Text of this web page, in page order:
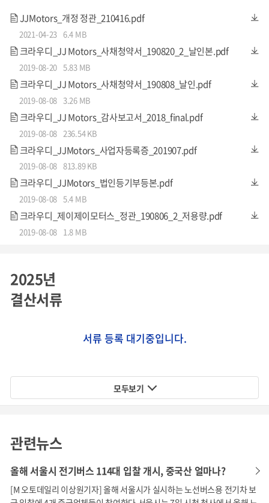
대부분의 전기차 회사들은 기존 내연기관 차량의 섀시에
배터리 및 구동계를 적용해 차량 제작 중
일부 업체들의 자체개발 소형차량들의 경우 경쟁력이 없는
내외부 및 UI 디자인 등으로 인해 현저히 상품성이 떨어지
며 소비자로부터 외면
해외 전기차 스타트업들은 내연기관차와 차별화된 내외부
디자인을 완성하여 양산 전부터 사전예약이 쇄도함
JJ MOTORS의 대응
GM 그룹 전기차 디자인 책임자 디자인 고문영입
- Chevrolet ‘Volt’ 책임디자이너
- GM 전기차 Chevrolet ‘Traverse’ 책임디자이너
- Cadillac 전기차 ‘ELR’ 책임디자이너
자인 경험 및 Transportation Design 경험을 통해 글로벌
rt Device로서 사용자 경험(UX), UI, 인테리어디자인의 중요
도가 내연기관차량보다 월등히 높음
핵심역량 2. Exclusive OEM Factories
JJMotors_개정 정관_210416.pdf
2021-04-23 6.4 MB
크라우디_JJ Motors_사채청약서_190820_2_날인본.pdf
2019-08-20 5.83 MB
크라우디_JJ Motors_사채청약서_190808_날인.pdf
2019-08-08 3.26 MB
크라우디_JJ Motors_감사보고서_2018_final.pdf
2019-08-08 236.54 KB
크라우디_JJMotors_사업자등록증_201907.pdf
2019-08-08 813.89 KB
크라우디_JJMotors_법인등기부등본.pdf
2019-08-08 5.4 MB
크라우디_제이제이모터스_정관_190806_2_저용량.pdf
2019-08-08 1.8 MB
2025년
결산서류
서류 등록 대기중입니다.
모두보기
관련뉴스
올해 서울시 전기버스 114대 입찰 개시, 중국산 얼마나?
[M 오토데일리 이상원기자] 올해 서울시가 실시하는 노선버스용 전기차 보